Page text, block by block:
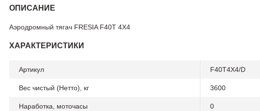
ОПИСАНИЕ
Аэродромный тягач FRESIA F40T 4X4
ХАРАКТЕРИСТИКИ
Артикул F40T4X4/D
Вес чистый (Нетто), кг 3600
Наработка, моточасы 0